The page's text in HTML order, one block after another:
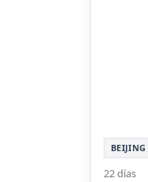
BEIJING
22 días